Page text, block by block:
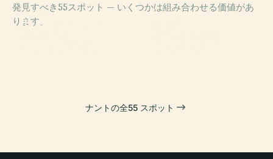
発見すべき55スポット — いくつかは組み合わせる価値があ
ります。
PLACE
レ・マシーン・
PLACE
ナントの全55 スポット